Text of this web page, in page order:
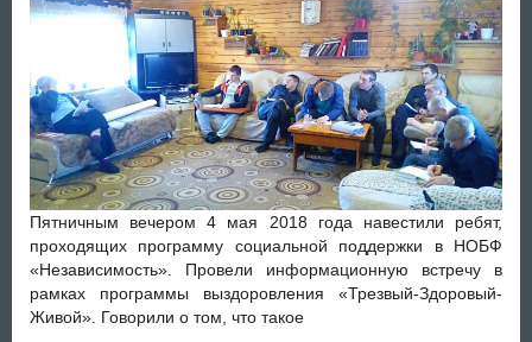
Пятничным вечером 4 мая 2018 года навестили ребят,
проходящих программу социальной поддержки в НОБФ
«Независимость». Провели информационную встречу в
рамках программы выздоровления «Трезвый-Здоровый-
Живой». Говорили о том, что такое